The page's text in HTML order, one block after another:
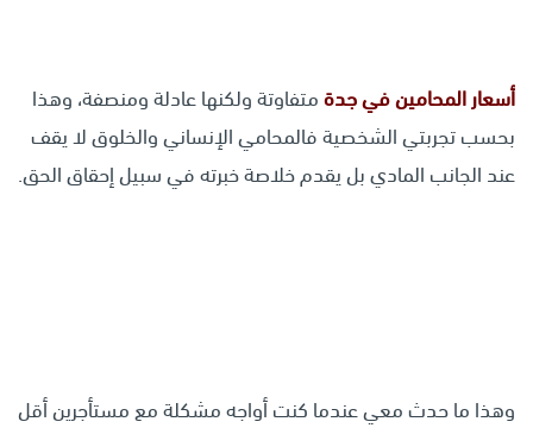
أسعار المحامين في جدةمتفاوتة ولكنها عادلة ومنصفة، وهذا
بحسب تجربتي الشخصية فالمحامي الإنساني والخلوق لا يقف
عند الجانب المادي بل يقدم خلاصة خبرته في سبيل إحقاق الحق.
وهذا ما حدث معي عندما كنت أواجه مشكلة مع مستأجرين أقل